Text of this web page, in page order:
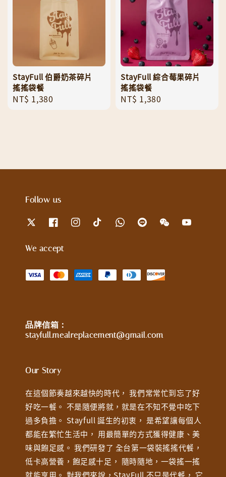
StayFull 伯爵奶茶碎片
搖搖袋餐
Regular
NT$ 1,380
StayFull 綜合莓果碎片
搖搖袋餐
Regular
NT$ 1,380
Follow us
We accept
品牌信箱：
stayfull.mealreplacement@gmail.com
Our Story
在這個節奏越來越快的時代， 我們常常忙到忘了好
好吃一餐。 不是隨便將就，就是在不知不覺中吃下
過多負擔。 Stayfull 誕生的初衷， 是希望讓每個人
都能在繁忙生活中， 用最簡單的方式獲得健康、美
味與飽足感。 我們研發了 全台第一袋裝搖搖代餐，
低卡高營養，飽足感十足， 隨時隨地，一袋搖一搖
就能享用。 對我們來說，StayFull 不只是代餐， 它